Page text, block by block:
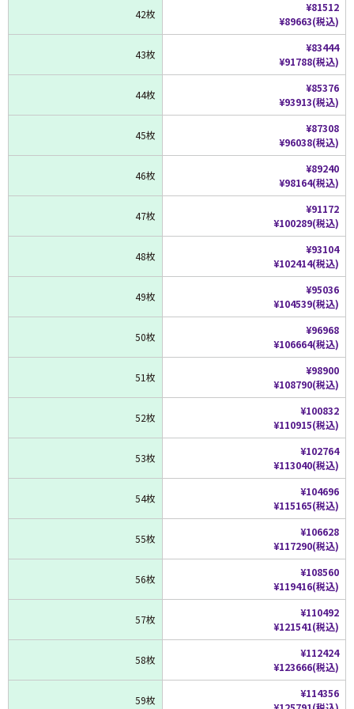
42枚
¥81512
¥89663(税込)
43枚
¥83444
¥91788(税込)
44枚
¥85376
¥93913(税込)
45枚
¥87308
¥96038(税込)
46枚
¥89240
¥98164(税込)
47枚
¥91172
¥100289(税込)
48枚
¥93104
¥102414(税込)
49枚
¥95036
¥104539(税込)
50枚
¥96968
¥106664(税込)
51枚
¥98900
¥108790(税込)
52枚
¥100832
¥110915(税込)
53枚
¥102764
¥113040(税込)
54枚
¥104696
¥115165(税込)
55枚
¥106628
¥117290(税込)
56枚
¥108560
¥119416(税込)
57枚
¥110492
¥121541(税込)
58枚
¥112424
¥123666(税込)
59枚
¥114356